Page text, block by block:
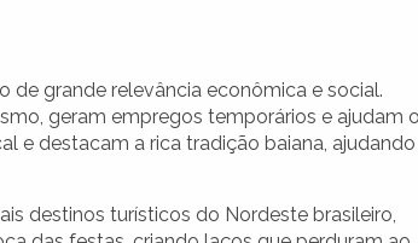
de grande relevância econômica e social.
geram empregos temporários e ajudam
e destacam a rica tradição baiana,
destinos turísticos do Nordeste brasileiro,